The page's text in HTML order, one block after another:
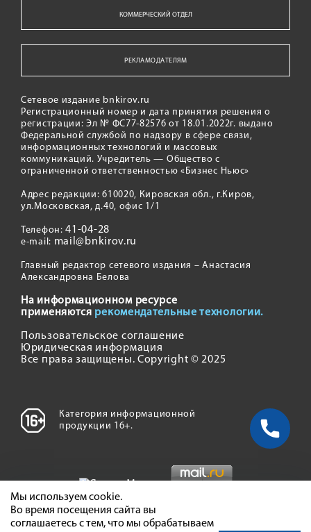
КОММЕРЧЕСКИЙ ОТДЕЛ
РЕКЛАМОДАТЕЛЯМ
Сетевое издание bnkirov.ru
Регистрационный номер и дата принятия решения о
регистрации: Эл № ФС77-82576 от 18.01.2022г. выдано
Федеральной службой по надзору в сфере связи,
информационных технологий и массовых
коммуникаций. Учредитель — Общество с
ограниченной ответственностью «Бизнес Ньюс»
Адрес редакции: 610020, Кировская обл., г.Киров,
ул.Московская, д.40, офис 1/1
Телефон:41-04-28
e-mail: mail@bnkirov.ru
Главный редактор сетевого издания – Анастасия
Александровна Белова
На информационном ресурсе
применяются рекомендательные технологии.
Пользовательское соглашение
Юридическая информация
Все права защищены. Copyright © 2025
Категория информационной
продукции 16+.
Мы используем cookie.
Во время посещения сайта вы
соглашаетесь с тем, что мы обрабатываем